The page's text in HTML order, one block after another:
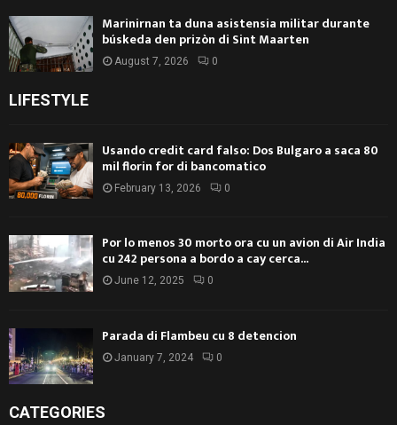
Marinirnan ta duna asistensia militar durante
búskeda den prizòn di Sint Maarten
August 7, 2026 0
LIFESTYLE
Usando credit card falso: Dos Bulgaro a saca 80
mil florin for di bancomatico
February 13, 2026 0
Por lo menos 30 morto ora cu un avion di Air India
cu 242 persona a bordo a cay cerca...
June 12, 2025 0
Parada di Flambeu cu 8 detencion
January 7, 2024 0
CATEGORIES